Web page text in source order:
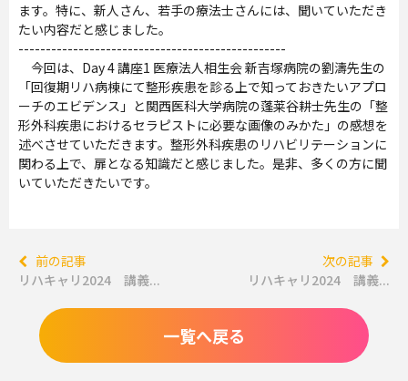
ます。特に、新人さん、若手の療法士さんには、聞いていただき
たい内容だと感じました。
-------------------------------------------------
今回は、Day 4 講座1 医療法人相生会 新吉塚病院の劉濤先生の
「回復期リハ病棟にて整形疾患を診る上で知っておきたいアプロ
ーチのエビデンス」と関西医科大学病院の蓬莱谷耕士先生の「整
形外科疾患におけるセラピストに必要な画像のみかた」の感想を
述べさせていただきます。整形外科疾患のリハビリテーションに
関わる上で、扉となる知識だと感じました。是非、多くの方に聞
いていただきたいです。
前の記事
リハキャリ2024 講義...
次の記事
リハキャリ2024 講義...
一覧へ戻る